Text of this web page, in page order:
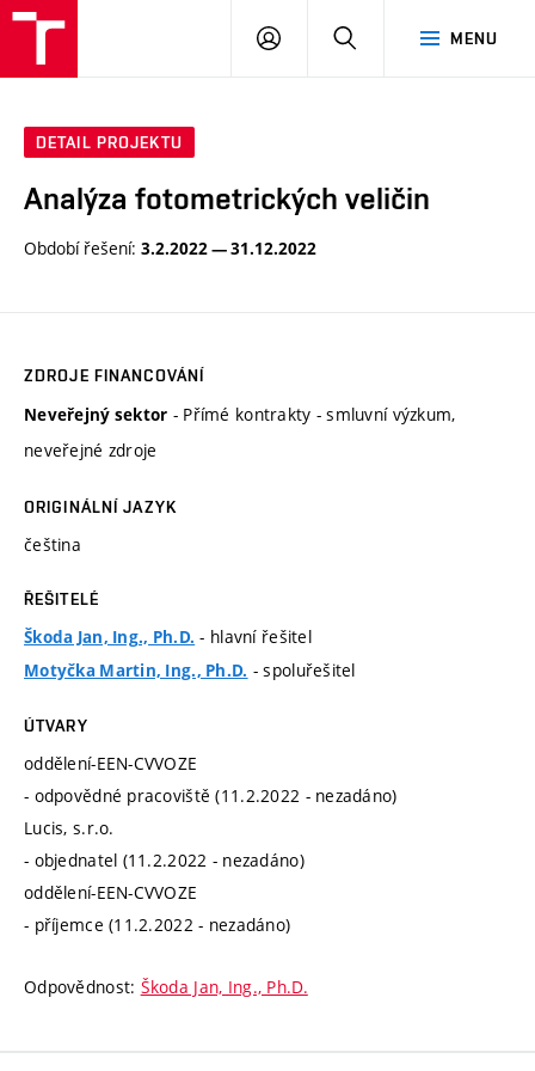
MENU
PŘIHLÁSIT
DETAIL PROJEKTU
Analýza fotometrických veličin
Období řešení: 3.2.2022 — 31.12.2022
ZDROJE FINANCOVÁNÍ
Neveřejný sektor - Přímé kontrakty - smluvní výzkum,
neveřejné zdroje
ORIGINÁLNÍ JAZYK
čeština
ŘEŠITELÉ
Škoda Jan, Ing., Ph.D. - hlavní řešitel
Motyčka Martin, Ing., Ph.D. - spoluřešitel
ÚTVARY
oddělení-EEN-CVVOZE
- odpovědné pracoviště (11.2.2022 - nezadáno)
Lucis, s.r.o.
- objednatel (11.2.2022 - nezadáno)
oddělení-EEN-CVVOZE
- příjemce (11.2.2022 - nezadáno)
Odpovědnost: Škoda Jan, Ing., Ph.D.